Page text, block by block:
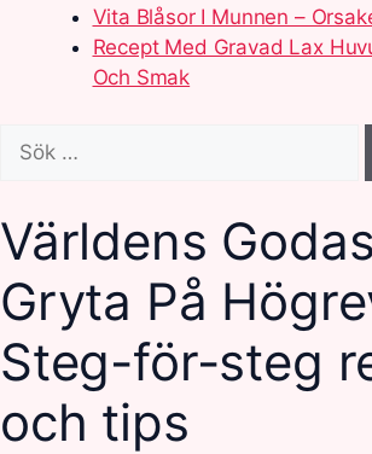
Vita Blåsor I Munnen –
Recept Med Gravad Lax
Och Smak
efter:
Världens
Gryta På
Steg-för-steg
och tips